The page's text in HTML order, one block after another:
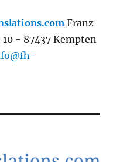
Franz
- 87437 Kempten